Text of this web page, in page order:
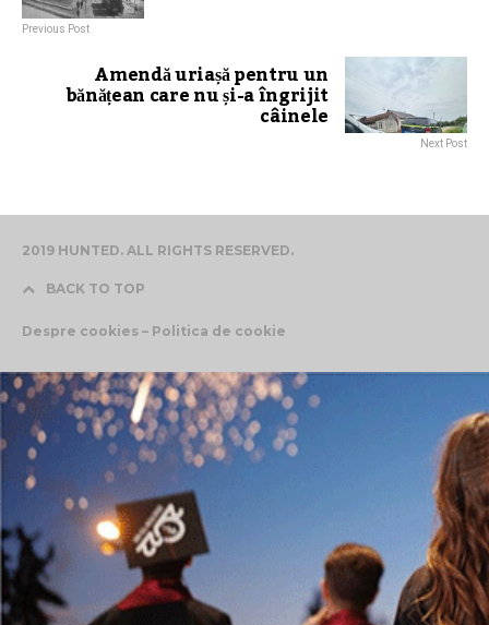
Previous Post
Amendă uriașă pentru un
bănățean care nu și-a îngrijit
câinele
Next Post
2019 HUNTED. ALL RIGHTS RESERVED.
BACK TO TOP
Despre cookies – Politica de cookie